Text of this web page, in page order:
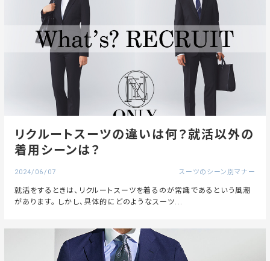
リクルートスーツの違いは何？就活以外の
着用シーンは？
2024/06/07 スーツのシーン別マナー
就活をするときは、リクルートスーツを着るのが常識であるという風潮
があります。 しかし、具体的にどのようなスーツ...